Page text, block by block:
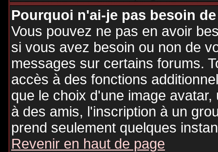
Pourquoi n'ai-je pas besoin
Vous pouvez ne pas en avoir
si vous avez besoin ou non de
messages sur certains forums.
accès à des fonctions
que le choix d'une image
à des amis, l'inscription à un
prend seulement quelques
Revenir en haut de page